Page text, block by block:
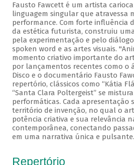
Fausto Fawcett é um artista
linguagem singular que atravessa
performance. Com forte influência
da estética futurista, construiu
pela experimentação e pelo
spoken word e as artes visuais.
momento criativo importante do
por lançamentos recentes como o
Disco e o documentário Fausto
repertório, clássicos como “Kátia
“Santa Clara Poltergeist” se
performáticas. Cada apresentação
território de invenção, no qual o
potência criativa e sua relevância
contemporânea, conectando
em uma narrativa única e pulsante.
Repertório